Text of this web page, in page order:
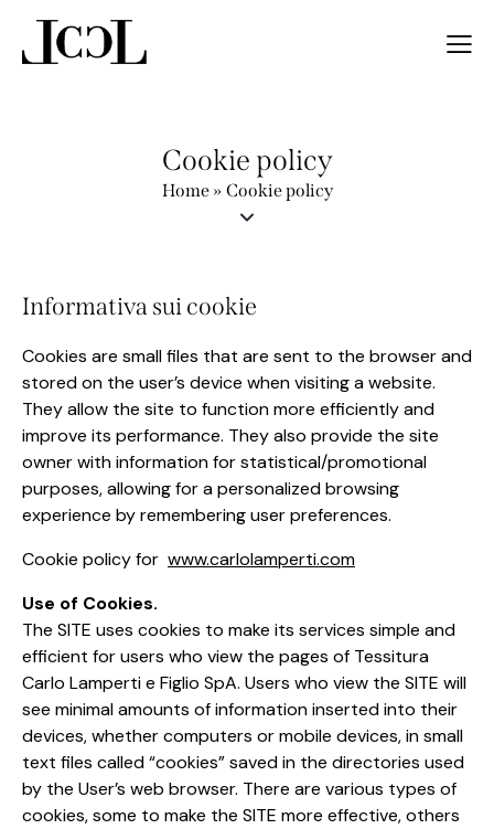
Cookie policy
Home» Cookie policy
Informativa sui cookie
Cookies are small files that are sent to the browser and
stored on the user’s device when visiting a website.
They allow the site to function more efficiently and
improve its performance. They also provide the site
owner with information for statistical/promotional
purposes, allowing for a personalized browsing
experience by remembering user preferences.
Cookie policy for www.carlolamperti.com
Use of Cookies.
The SITE uses cookies to make its services simple and
efficient for users who view the pages of Tessitura
Carlo Lamperti e Figlio SpA. Users who view the SITE will
see minimal amounts of information inserted into their
devices, whether computers or mobile devices, in small
text files called “cookies” saved in the directories used
by the User’s web browser. There are various types of
cookies, some to make the SITE more effective, others